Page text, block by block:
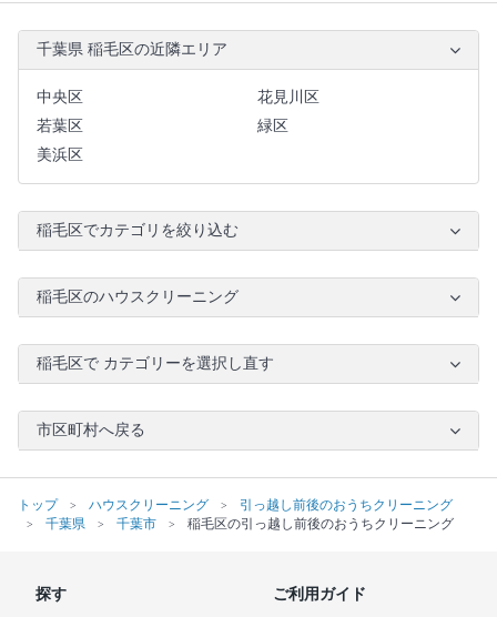
千葉県 稲毛区の近隣エリア
中央区
花見川区
若葉区
緑区
美浜区
稲毛区でカテゴリを絞り込む
稲毛区のハウスクリーニング
稲毛区で カテゴリーを選択し直す
市区町村へ戻る
トップ ハウスクリーニング
引っ越し前後のおうちクリーニング
千葉県
千葉市 稲毛区の引っ越し前後のおうちクリーニング
探す ご利用ガイド